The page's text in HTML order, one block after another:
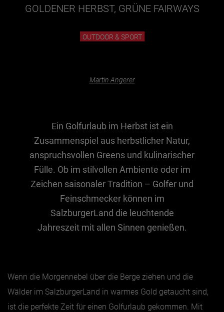
Kunst & Kultur
Brauchtum
Jänner
GOLDENER HERBST, GRÜNE FAIRWAYS
OUTDOOR & SPORT
Martin Angerer
Ein Golfurlaub im Herbst ist ein
Zusammenspiel aus herbstlicher Natur,
anspruchsvollen Greens und kulinarischer
Fülle. Ob im stilvollen Ambiente oder im
Zeichen saisonaler Tradition – Golfer und
Feinschmecker können im
SalzburgerLand die leuchtende
Jahreszeit mit allen Sinnen genießen.
Wenn die Morgennebel über die Berge ziehen und die
Wälder im SalzburgerLand in warmes Gold getaucht sind,
ist die perfekte Zeit für einen Golfurlaub gekommen. Mit